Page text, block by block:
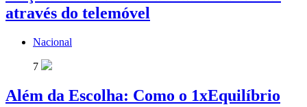
através do telemóvel
Nacional
7
Além da Escolha: Como o 1xEquilíbrio